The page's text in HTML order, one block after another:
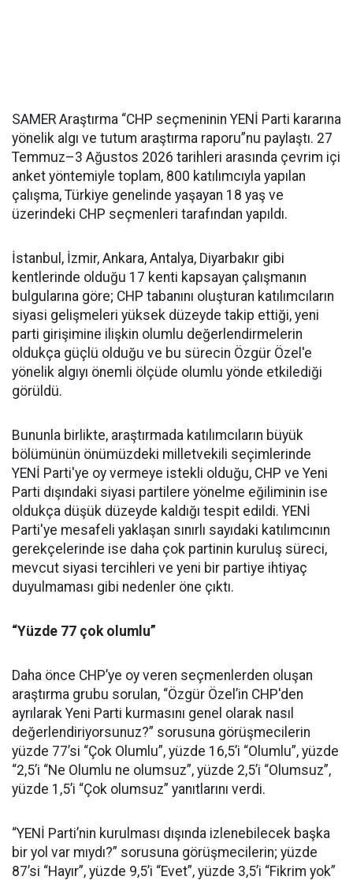
SAMER Araştırma “CHP seçmeninin YENİ Parti kararına
yönelik algı ve tutum araştırma raporu”nu paylaştı. 27
Temmuz–3 Ağustos 2026 tarihleri arasında çevrim içi
anket yöntemiyle toplam, 800 katılımcıyla yapılan
çalışma, Türkiye genelinde yaşayan 18 yaş ve
üzerindeki CHP seçmenleri tarafından yapıldı.
İstanbul, İzmir, Ankara, Antalya, Diyarbakır gibi
kentlerinde olduğu 17 kenti kapsayan çalışmanın
bulgularına göre; CHP tabanını oluşturan katılımcıların
siyasi gelişmeleri yüksek düzeyde takip ettiği, yeni
parti girişimine ilişkin olumlu değerlendirmelerin
oldukça güçlü olduğu ve bu sürecin Özgür Özel'e
yönelik algıyı önemli ölçüde olumlu yönde etkilediği
görüldü.
Bununla birlikte, araştırmada katılımcıların büyük
bölümünün önümüzdeki milletvekili seçimlerinde
YENİ Parti'ye oy vermeye istekli olduğu, CHP ve Yeni
Parti dışındaki siyasi partilere yönelme eğiliminin ise
oldukça düşük düzeyde kaldığı tespit edildi. YENİ
Parti'ye mesafeli yaklaşan sınırlı sayıdaki katılımcının
gerekçelerinde ise daha çok partinin kuruluş süreci,
mevcut siyasi tercihleri ve yeni bir partiye ihtiyaç
duyulmaması gibi nedenler öne çıktı.
“Yüzde 77 çok olumlu”
Daha önce CHP’ye oy veren seçmenlerden oluşan
araştırma grubu sorulan, “Özgür Özel’in CHP'den
ayrılarak Yeni Parti kurmasını genel olarak nasıl
değerlendiriyorsunuz?” sorusuna görüşmecilerin
yüzde 77’si “Çok Olumlu”, yüzde 16,5’i “Olumlu”, yüzde
“2,5’i “Ne Olumlu ne olumsuz”, yüzde 2,5’i “Olumsuz”,
yüzde 1,5’i “Çok olumsuz” yanıtlarını verdi.
“YENİ Parti’nin kurulması dışında izlenebilecek başka
bir yol var mıydı?” sorusuna görüşmecilerin; yüzde
87’si “Hayır”, yüzde 9,5’i “Evet”, yüzde 3,5’i “Fikrim yok”